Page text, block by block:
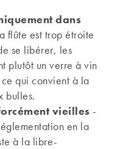
dans
flûte est trop étroite
se libérer, les
plutôt un verre à vin
qui convient à la
bulles.
vieilles -
en la
à la libre-